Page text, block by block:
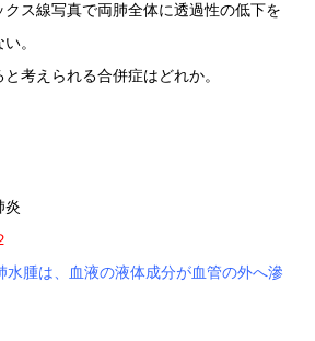
ス線写真で両肺全体に透過性の低下を
。
考えられる合併症はどれか。
炎
腫は、血液の液体成分が血管の外へ滲